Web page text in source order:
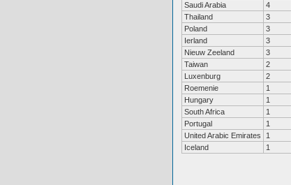
Saudi Arabia
4
Thailand
3
Poland
3
Ierland
3
Nieuw Zeeland
3
Taiwan
2
Luxenburg
2
Roemenie
1
Hungary
1
South Africa
1
Portugal
1
United Arabic Emirates
1
Iceland
1